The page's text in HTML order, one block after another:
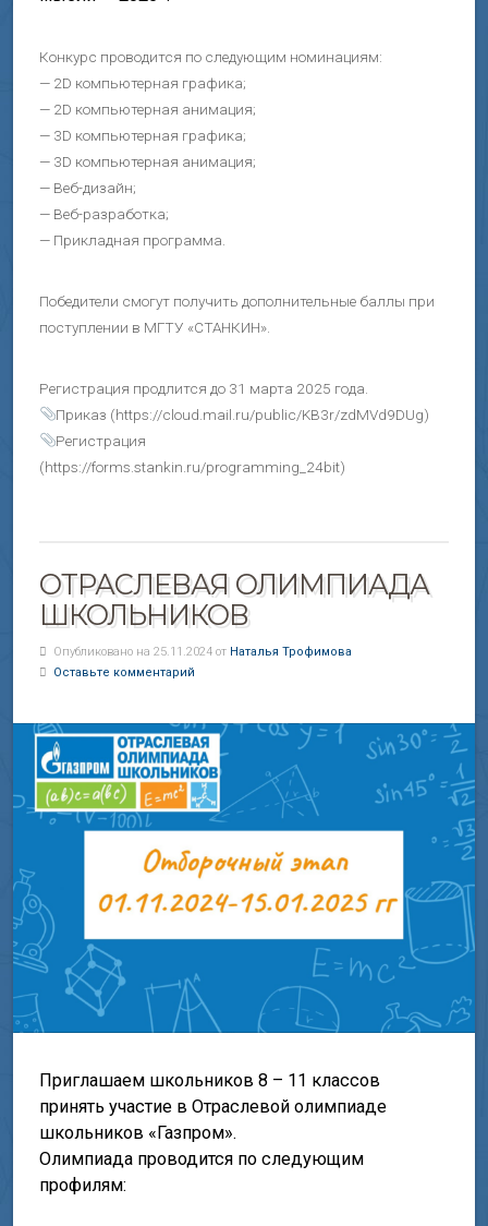
Конкурс проводится по следующим номинациям:
— 2D компьютерная графика;
— 2D компьютерная анимация;
— 3D компьютерная графика;
— 3D компьютерная анимация;
— Веб-дизайн;
— Веб-разработка;
— Прикладная программа.
Победители смогут получить дополнительные баллы при
поступлении в МГТУ «СТАНКИН».
Регистрация продлится до 31 марта 2025 года.
Приказ (https://cloud.mail.ru/public/KB3r/zdMVd9DUg)
Регистрация
(https://forms.stankin.ru/programming_24bit)
ОТРАСЛЕВАЯ ОЛИМПИАДА
ШКОЛЬНИКОВ
Опубликовано на 25.11.2024 от Наталья Трофимова
Оставьте комментарий
Приглашаем школьников 8 – 11 классов
принять участие в Отраслевой олимпиаде
школьников «Газпром».
Олимпиада проводится по следующим
профилям: